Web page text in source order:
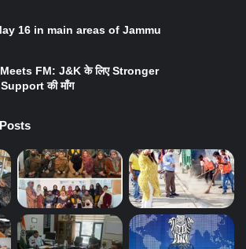
16 in main areas of Jammu
FM: J&K के लिए Stronger
की माँग